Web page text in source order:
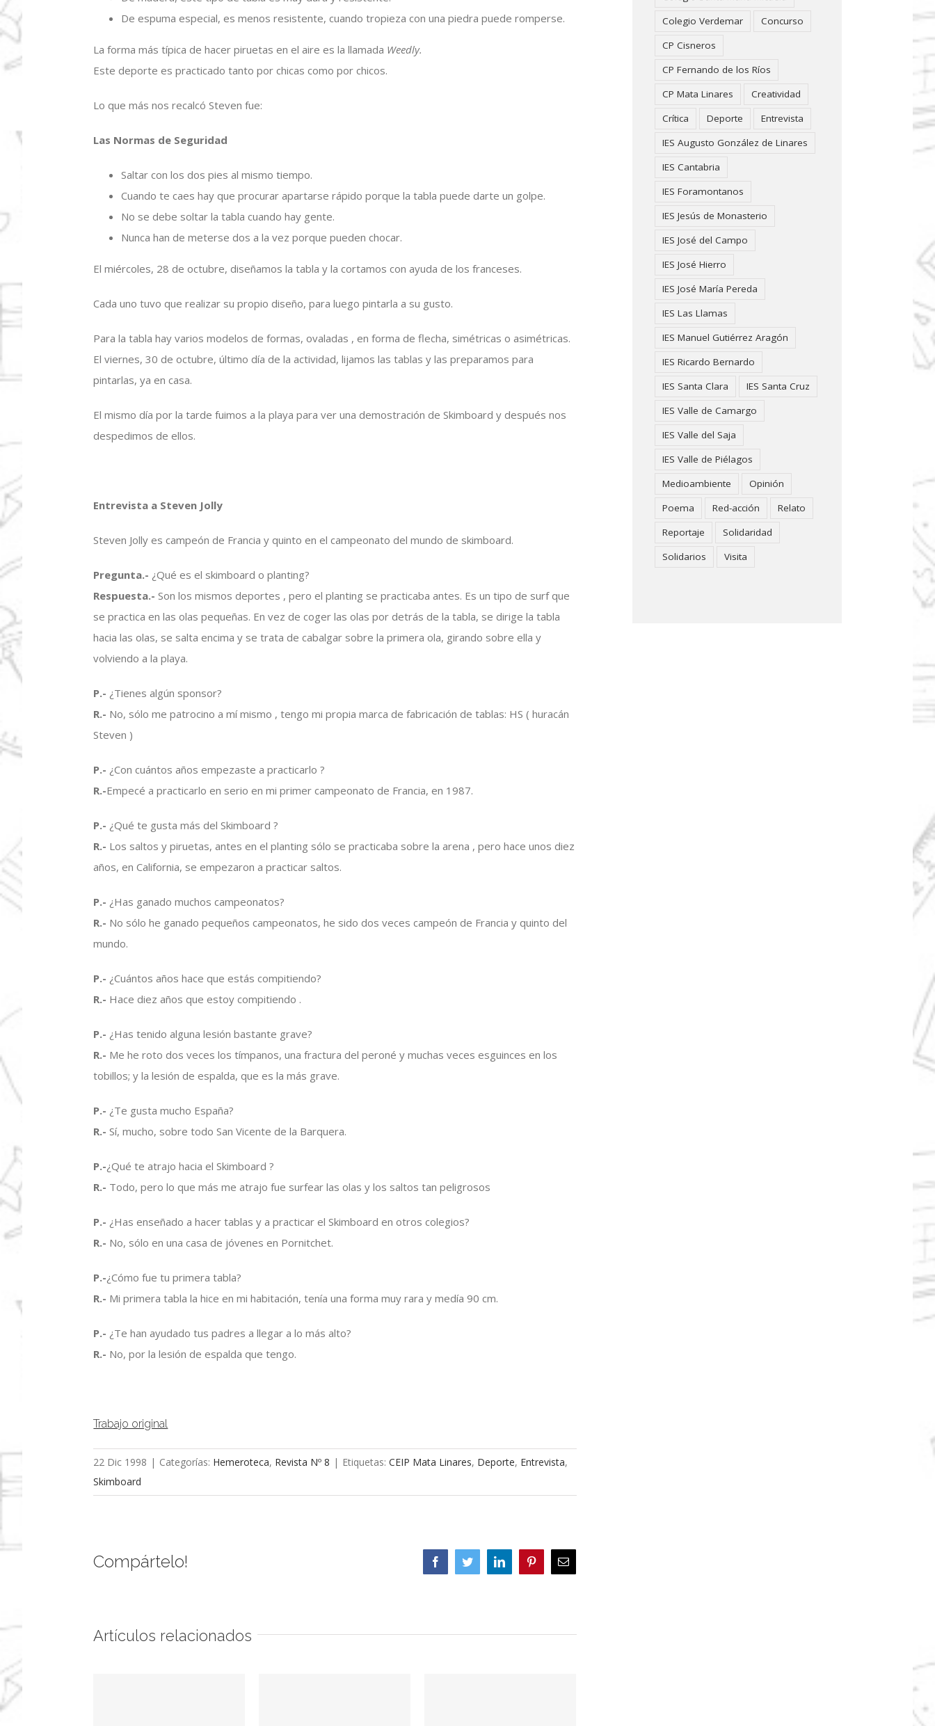
De espuma especial, es menos resistente, cuando tropieza con una piedra puede romperse.
La forma más típica de hacer piruetas en el aire es la llamada Weedly.
Este deporte es practicado tanto por chicas como por chicos.
Lo que más nos recalcó Steven fue:
Las Normas de Seguridad
Saltar con los dos pies al mismo tiempo.
Cuando te caes hay que procurar apartarse rápido porque la tabla puede darte un golpe.
No se debe soltar la tabla cuando hay gente.
Nunca han de meterse dos a la vez porque pueden chocar.
El miércoles, 28 de octubre, diseñamos la tabla y la cortamos con ayuda de los franceses.
Cada uno tuvo que realizar su propio diseño, para luego pintarla a su gusto.
Para la tabla hay varios modelos de formas, ovaladas , en forma de flecha, simétricas o asimétricas.
El viernes, 30 de octubre, último día de la actividad, lijamos las tablas y las preparamos para
pintarlas, ya en casa.
El mismo día por la tarde fuimos a la playa para ver una demostración de Skimboard y después nos
despedimos de ellos.
Entrevista a Steven Jolly
Steven Jolly es campeón de Francia y quinto en el campeonato del mundo de skimboard.
Pregunta.- ¿Qué es el skimboard o planting?
Respuesta.-Son los mismos deportes , pero el planting se practicaba antes. Es un tipo de surf que
se practica en las olas pequeñas. En vez de coger las olas por detrás de la tabla, se dirige la tabla
hacia las olas, se salta encima y se trata de cabalgar sobre la primera ola, girando sobre ella y
volviendo a la playa.
P.- ¿Tienes algún sponsor?
R.- No, sólo me patrocino a mí mismo , tengo mi propia marca de fabricación de tablas: HS ( huracán
Steven )
P.- ¿Con cuántos años empezaste a practicarlo ?
R.-Empecé a practicarlo en serio en mi primer campeonato de Francia, en 1987.
P.- ¿Qué te gusta más del Skimboard ?
R.- Los saltos y piruetas, antes en el planting sólo se practicaba sobre la arena , pero hace unos diez
años, en California, se empezaron a practicar saltos.
P.- ¿Has ganado muchos campeonatos?
R.- No sólo he ganado pequeños campeonatos, he sido dos veces campeón de Francia y quinto del
mundo.
P.- ¿Cuántos años hace que estás compitiendo?
R.- Hace diez años que estoy compitiendo .
P.- ¿Has tenido alguna lesión bastante grave?
R.- Me he roto dos veces los tímpanos, una fractura del peroné y muchas veces esguinces en los
tobillos; y la lesión de espalda, que es la más grave.
P.- ¿Te gusta mucho España?
R.-Sí, mucho, sobre todo San Vicente de la Barquera.
P.-¿Qué te atrajo hacia el Skimboard ?
R.- Todo, pero lo que más me atrajo fue surfear las olas y los saltos tan peligrosos
P.- ¿Has enseñado a hacer tablas y a practicar el Skimboard en otros colegios?
R.- No, sólo en una casa de jóvenes en Pornitchet.
P.-¿Cómo fue tu primera tabla?
R.- Mi primera tabla la hice en mi habitación, tenía una forma muy rara y medía 90 cm.
P.- ¿Te han ayudado tus padres a llegar a lo más alto?
R.- No, por la lesión de espalda que tengo.
Trabajo original
22 Dic 1998 | Categorías: Hemeroteca, Revista Nº 8 | Etiquetas:CEIP Mata Linares, Deporte, Entrevista,
Skimboard
Compártelo! FacebookTwitterLinkedIn PinterestCorreo
electrónico
Artículos relacionados
Colegio Verdemar
Concurso
CP Cisneros
CP Fernando de los Ríos
CP Mata Linares
Creatividad
Crítica
Deporte
Entrevista
IES Augusto González de Linares
IES Cantabria
IES Foramontanos
IES Jesús de Monasterio
IES José del Campo
IES José Hierro
IES José María Pereda
IES Las Llamas
IES Manuel Gutiérrez Aragón
IES Ricardo Bernardo
IES Santa Clara
IES Santa Cruz
IES Valle de Camargo
IES Valle del Saja
IES Valle de Piélagos
Medioambiente
Opinión
Poema
Red-acción
Relato
Reportaje
Solidaridad
Solidarios
Visita